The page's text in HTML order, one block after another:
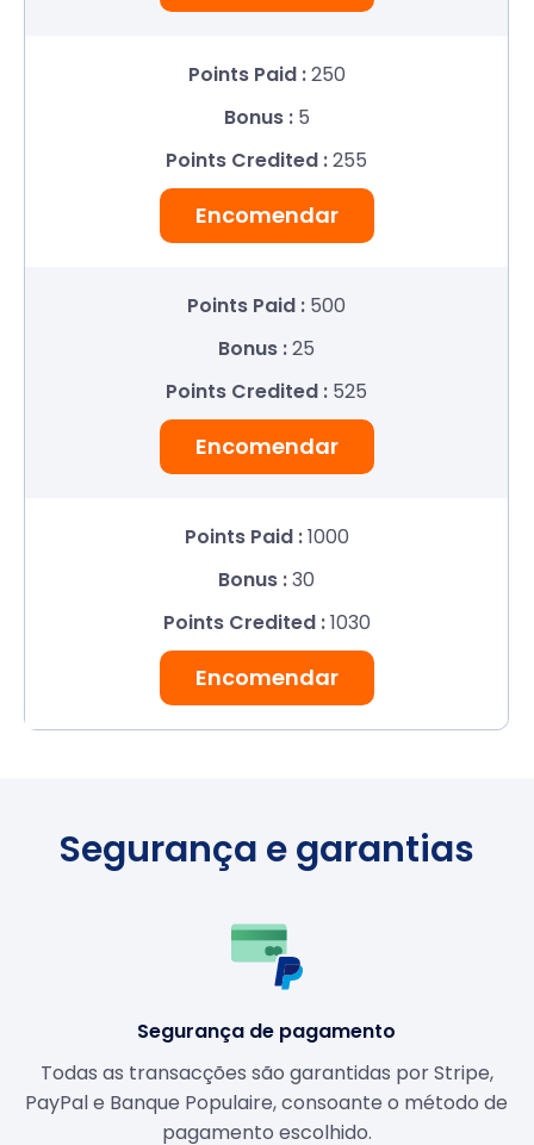
250
5
255
Encomendar
500
25
525
Encomendar
1000
30
1030
Encomendar
Segurança e garantias
Segurança de pagamento
Todas as transacções são garantidas por Stripe,
PayPal e Banque Populaire, consoante o método de
pagamento escolhido.